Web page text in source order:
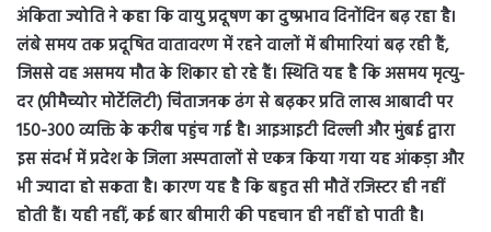
अंकिता ज्योति ने कहा कि वायु प्रदूषण का दुष्प्रभाव दिनोंदिन बढ़ रहा है।
लंबे समय तक प्रदूषित वातावरण में रहने वालों में बीमारियां बढ़ रही हैं,
जिससे वह असमय मौत के शिकार हो रहे हैं। स्थिति यह है कि असमय मृत्यु-
दर (प्रीमैच्योर मोर्टेलिटी) चिंताजनक ढंग से बढ़कर प्रति लाख आबादी पर
150-300 व्यक्ति के करीब पहुंच गई है। आइआइटी दिल्ली और मुंबई द्वारा
इस संदर्भ में प्रदेश के जिला अस्पतालों से एकत्र किया गया यह आंकड़ा और
भी ज्यादा हो सकता है। कारण यह है कि बहुत सी मौतें रजिस्टर ही नहीं
होती हैं। यही नहीं, कई बार बीमारी की पहचान ही नहीं हो पाती है।